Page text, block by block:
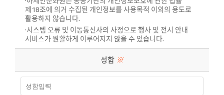
제18조에 의거 수집된 개인정보를 사용목적 이외의 용도로
활용하지 않습니다.
·시스템 오류 및 이동통신사의 사정으로 행사 및 전시 안내
서비스가 원활하게 이루어지지 않을 수 있습니다.
성함 ※